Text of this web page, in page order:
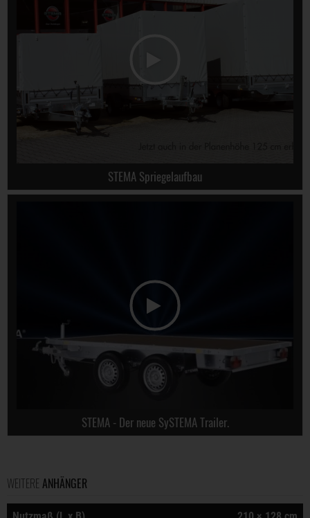
STEMA Spriegelaufbau
STEMA - Der neue SySTEMA Trailer.
WEITERE ANHÄNGER